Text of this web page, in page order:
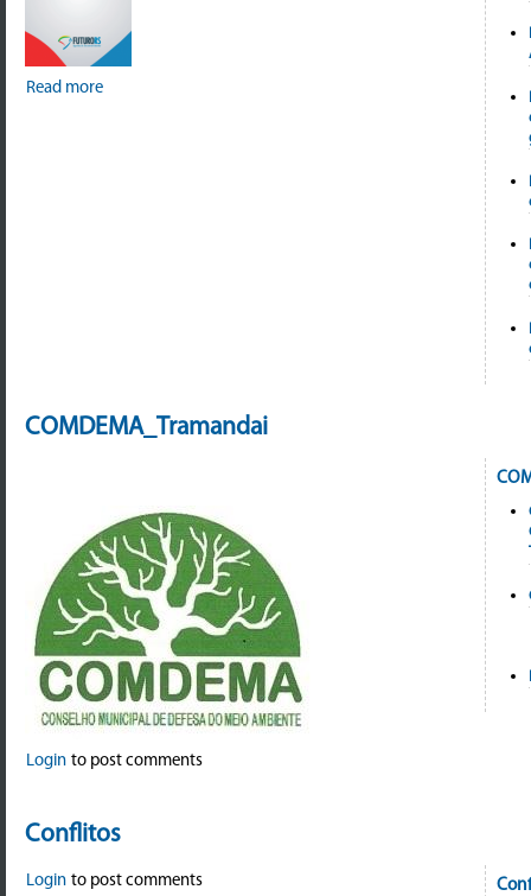
Read more
COMDEMA_Tramandai
Login to post comments
Conflitos
Login to post comments